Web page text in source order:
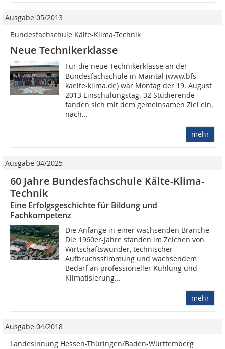
Ausgabe 05/2013
Bundesfachschule Kälte-Klima-Technik
Neue Technikerklasse
Für die neue Technikerklasse an der
Bundesfachschule in Maintal (www.bfs-
kaelte-klima.de) war Montag der 19. August
2013 Einschulungstag. 32 Studierende
fanden sich mit dem gemeinsamen Ziel ein,
nach...
mehr
Ausgabe 04/2025
60 Jahre Bundesfachschule Kälte-Klima-
Technik
Eine Erfolgsgeschichte für Bildung und
Fachkompetenz
Die Anfänge in einer wachsenden Branche
Die 1960er-Jahre standen im Zeichen von
Wirtschaftswunder, technischer
Aufbruchsstimmung und wachsendem
Bedarf an professioneller Kühlung und
Klimatisierung...
mehr
Ausgabe 04/2018
Landesinnung Hessen-Thüringen/Baden-Württemberg